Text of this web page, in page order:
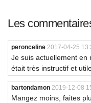
Les
peronceline 2017-04-25
Je suis actuellement en
était très instructif et
bartondamon 2019-12-08
Mangez moins, faites